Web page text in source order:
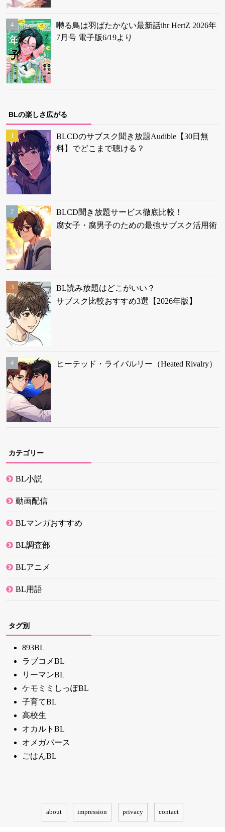
囀る鳥は羽ばたかない最新話ihr HertZ 2026年
7月号 電子版6/19より
BLの楽しさ広がる
BLCDのサブスク聞き放題Audible【30日無
料】でどこまで聴ける？
BLCD聞き放題サービス徹底比較！
腐女子・腐男子のための最強サブスク活用術
BL読み放題はどこがいい？
サブスク比較おすすめ3選【2026年版】
ヒーテッド・ライバルリー（Heated Rivalry）
カテゴリー
BL小説
動画配信
BLマンガおすすめ
BL調査部
BLアニメ
BL用語
タグ別
893BL
ラブコメBL
リーマンBL
ケモミミしっぽBL
子育てBL
高校生
オカルトBL
オメガバース
ごはんBL
about impression privacy contact